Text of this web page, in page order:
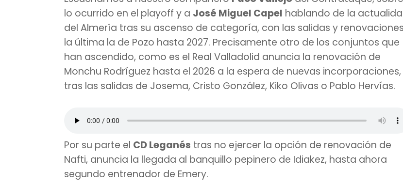
lo ocurrido en el playoff y a José Miguel Capel hablando de la
del Almería tras su ascenso de categoría, con las salidas y
la última la de Pozo hasta 2027. Precisamente otro de los conjuntos que
han ascendido, como es el Real Valladolid anuncia la renovación de
Monchu Rodríguez hasta el 2026 a la espera de nuevas incorporaciones,
tras las salidas de Josema, Cristo González, Kiko Olivas o Pablo Hervías.
Por su parte el CD Leganés tras no ejercer la opción de renovación de
Nafti, anuncia la llegada al banquillo pepinero de Idiakez, hasta ahora
segundo entrenador de Emery.